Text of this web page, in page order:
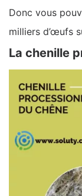
Donc vous
milliers d’œufs
La chenille